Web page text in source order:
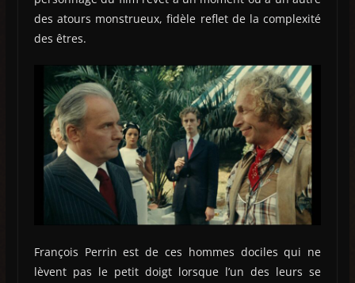
des atours monstrueux, fidèle reflet de la complexité
des êtres.
François Perrin est de ces hommes dociles qui ne
lèvent pas le petit doigt lorsque l’un des leurs se